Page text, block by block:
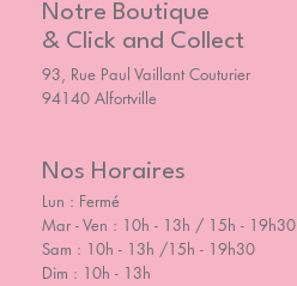
Notre Boutique
& Click and Collect
93, Rue Paul Vaillant Couturier
94140 Alfortville
Nos Horaires
Lun : Fermé
Mar - Ven : 10h - 13h / 15h - 19h30
Sam : 10h - 13h /15h - 19h30
Dim : 10h - 13h